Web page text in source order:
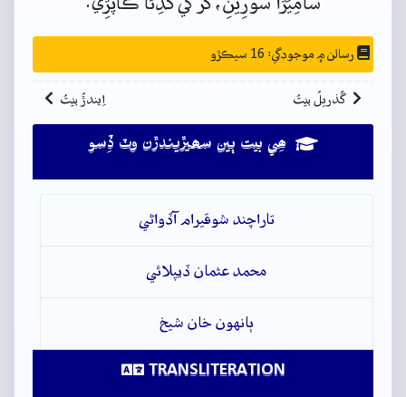
رسالن ۾ موجودگي: 16 سيڪڙو
گُذريلُ بيتُ اِيندڙُ بيتُ
ھِي بيت ٻين سھيڙيندڙن وٽ ڏِسو
تاراچند شوقيرام آڏواڻي
محمد عثمان ڏيپلائي
ٻانهون خان شيخ
TRANSLITERATION